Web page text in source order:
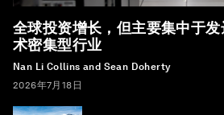
全球投资增长，但主要集中于
术密集型行业
Nan Li Collins and Sean Doherty
2026年7月18日